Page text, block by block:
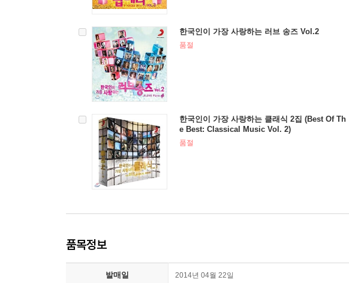
한국인이 가장 사랑하는 러브 송즈 Vol.2
품절
한국인이 가장 사랑하는 클래식 2집 (Best Of Th
e Best: Classical Music Vol. 2)
품절
품목정보
발매일 2014년 04월 22일